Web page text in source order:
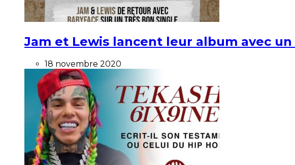
Jam et Lewis lancent leur album avec
18 novembre 2020